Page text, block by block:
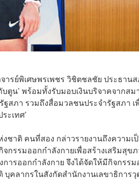
ารย์พิเศษพรเพชร วิชิตชลชัย ประธา
บตูน’ พร้อมทั้งรับมอบเงินบริจาคจาก
สภา รวมถึงสื่อมวลชนประจำรัฐสภา
ะเทศ’
าติ คนที่สอง กล่าวรายงานถึงความเ
กรรมออกกำลังกายเพื่อสร้างเสริมสุ
รออกกำลังกาย จึงได้จัดให้มีกิจกรร
ลากรในสังกัดสำนักงานเลขาธิการ